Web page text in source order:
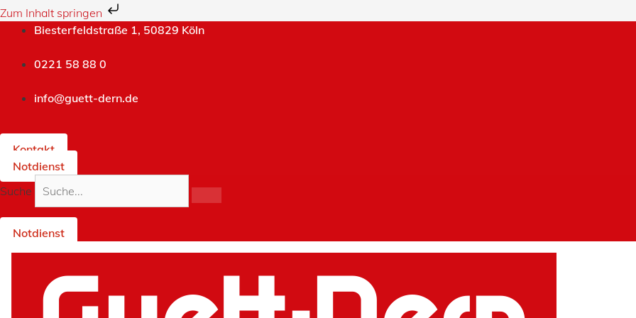
Zum Inhalt springen
springen
Biesterfeldstraße 1, 50829 Köln
0221 58 88 0
info@guett-dern.de
Kontakt
Notdienst
Suche
Notdienst